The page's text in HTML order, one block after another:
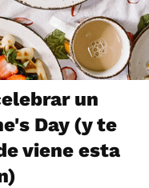
un
Day (y te
viene esta